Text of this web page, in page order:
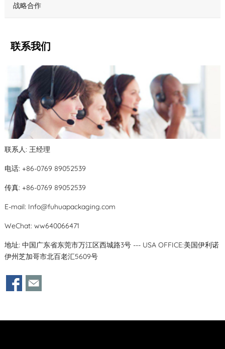
战略合作
联系我们
联系人: 王经理
电话: +86-0769 89052539
传真: +86-0769 89052539
E-mail: Info@fuhuapackaging.com
WeChat: ww640066471
地址: 中国广东省东莞市万江区西城路3号 --- USA OFFICE:美国伊利诺
伊州芝加哥市北百老汇5609号